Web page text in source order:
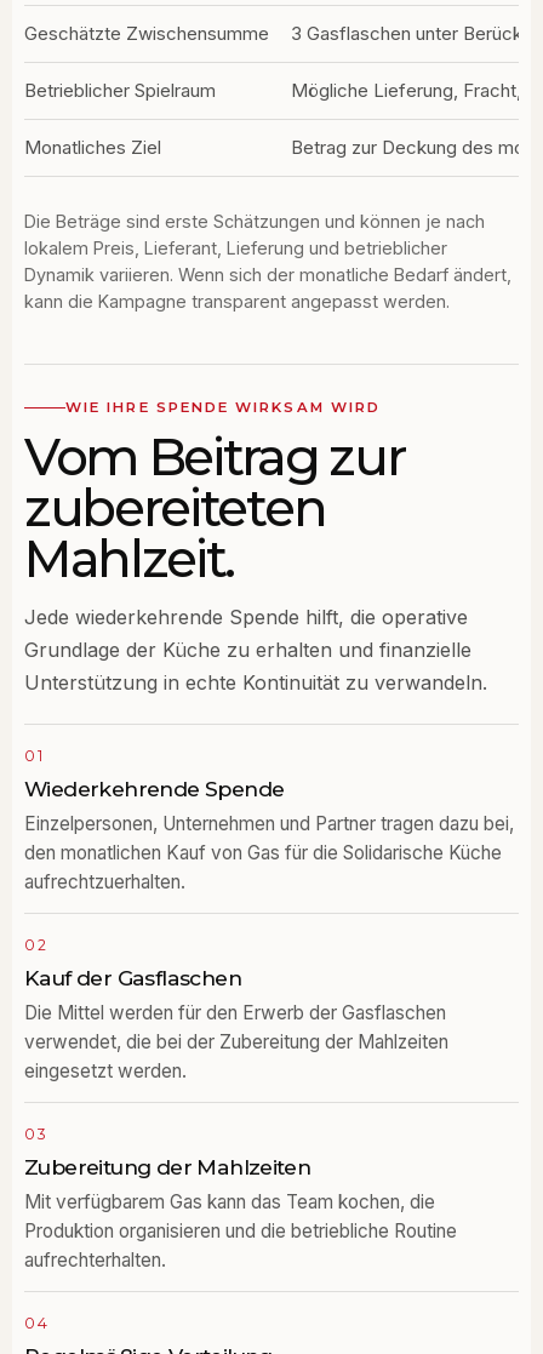
Geschätzte Zwischensumme 3 Gasflaschen unter
Betrieblicher Spielraum Mögliche Lieferung, Fracht,
Monatliches Ziel Betrag zur Deckung des
Die Beträge sind erste Schätzungen und können je nach
lokalem Preis, Lieferant, Lieferung und betrieblicher
Dynamik variieren. Wenn sich der monatliche Bedarf ändert,
kann die Kampagne transparent angepasst werden.
WIE IHRE SPENDE WIRKSAM WIRD
Vom Beitrag zur
zubereiteten
Mahlzeit.
Jede wiederkehrende Spende hilft, die operative
Grundlage der Küche zu erhalten und finanzielle
Unterstützung in echte Kontinuität zu verwandeln.
01
Wiederkehrende Spende
Einzelpersonen, Unternehmen und Partner tragen dazu bei,
den monatlichen Kauf von Gas für die Solidarische Küche
aufrechtzuerhalten.
02
Kauf der Gasflaschen
Die Mittel werden für den Erwerb der Gasflaschen
verwendet, die bei der Zubereitung der Mahlzeiten
eingesetzt werden.
03
Zubereitung der Mahlzeiten
Mit verfügbarem Gas kann das Team kochen, die
Produktion organisieren und die betriebliche Routine
aufrechterhalten.
04